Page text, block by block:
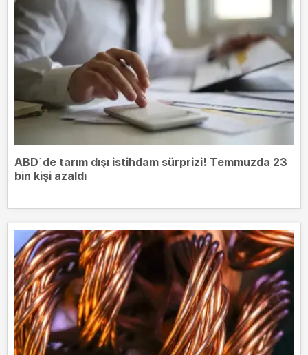
ABD`de tarım dışı istihdam sürprizi! Temmuzda 23
bin kişi azaldı